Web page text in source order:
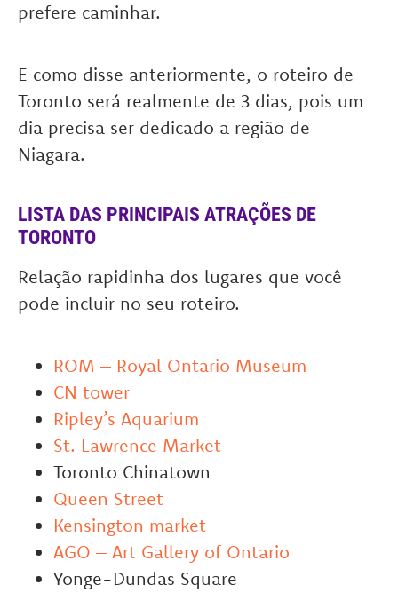
prefere caminhar.
E como disse anteriormente, o roteiro de
Toronto será realmente de 3 dias, pois um
dia precisa ser dedicado a região de
Niagara.
LISTA DAS PRINCIPAIS ATRAÇÕES DE
TORONTO
Relação rapidinha dos lugares que você
pode incluir no seu roteiro.
ROM – Royal Ontario Museum
CN tower
Ripley’s Aquarium
St. Lawrence Market
Toronto Chinatown
Queen Street
Kensington market
AGO – Art Gallery of Ontario
Yonge-Dundas Square